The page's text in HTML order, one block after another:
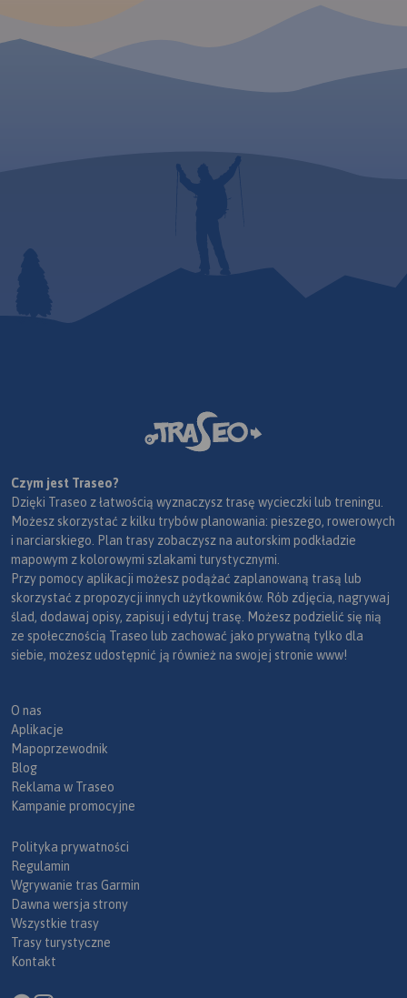
Czym jest Traseo?
Dzięki Traseo z łatwością wyznaczysz trasę wycieczki lub treningu.
Możesz skorzystać z kilku trybów planowania: pieszego, rowerowych
i narciarskiego. Plan trasy zobaczysz na autorskim podkładzie
mapowym z kolorowymi szlakami turystycznymi.
Przy pomocy aplikacji możesz podążać zaplanowaną trasą lub
skorzystać z propozycji innych użytkowników. Rób zdjęcia, nagrywaj
ślad, dodawaj opisy, zapisuj i edytuj trasę. Możesz podzielić się nią
ze społecznością Traseo lub zachować jako prywatną tylko dla
siebie, możesz udostępnić ją również na swojej stronie www!
O nas
Aplikacje
Mapoprzewodnik
Blog
Reklama w Traseo
Kampanie promocyjne
Polityka prywatności
Regulamin
Wgrywanie tras Garmin
Dawna wersja strony
Wszystkie trasy
Trasy turystyczne
Kontakt